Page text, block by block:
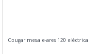
Cougar mesa e-ares 120 eléctrica